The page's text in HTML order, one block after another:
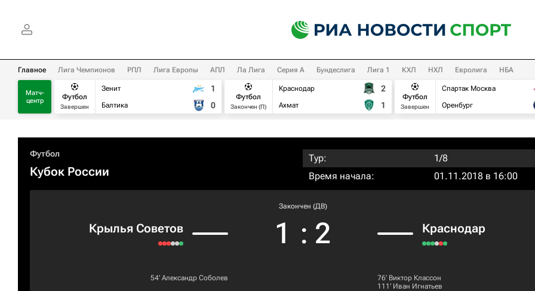
Главное Лига Чемпионов РПЛ Лига Европы АПЛ Ла Лига Серия А Бундеслига Лига 1 КХЛ НХЛ Евролига НБА
Матч-
центр
Футбол
Завершен
Зенит
Балтика
1
0
Футбол
Закончен (П)
Краснодар
Ахмат
2
1
Футбол
Завершен
Спартак Москва
Оренбург
Футбол
Кубок России
Тур:
1/8
Время начала:
01.11.2018 в 16:00
Крылья Советов
Закончен (ДВ)
1 : 2 Краснодар
54‎’‎ Александр Соболев 76‎’‎ Виктор Классон
111‎’‎ Иван Игнатьев